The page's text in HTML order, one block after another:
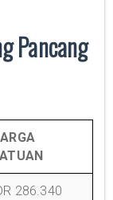
Pancang
286.340